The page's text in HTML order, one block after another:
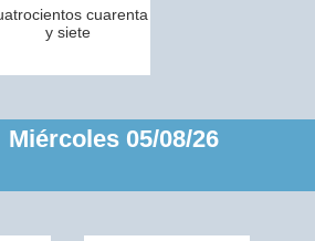
cuarenta
y siete
05/08/26